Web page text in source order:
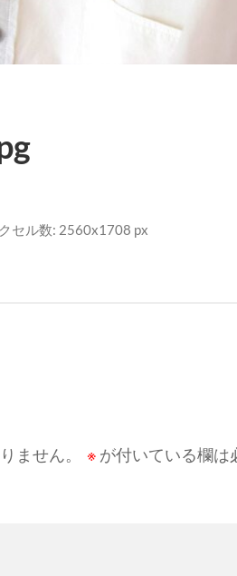
セル数: 2560x1708 px
ません。 ※ が付いている欄は